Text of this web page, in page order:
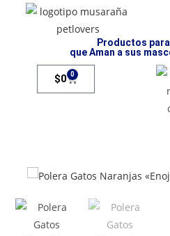
Productos
que Aman a sus
$0 0